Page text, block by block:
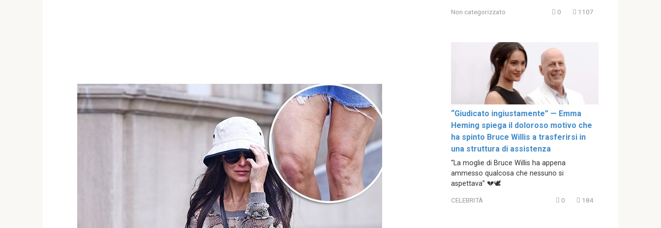
Non categorizzato 0 1107
“Giudicato ingiustamente” — Emma
Heming spiega il doloroso motivo che
ha spinto Bruce Willis a trasferirsi in
una struttura di assistenza
“La moglie di Bruce Willis ha appena
ammesso qualcosa che nessuno si
aspettava” 💔🕊️
CELEBRITÀ 0 184